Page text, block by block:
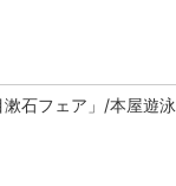
石フェア」/本屋遊